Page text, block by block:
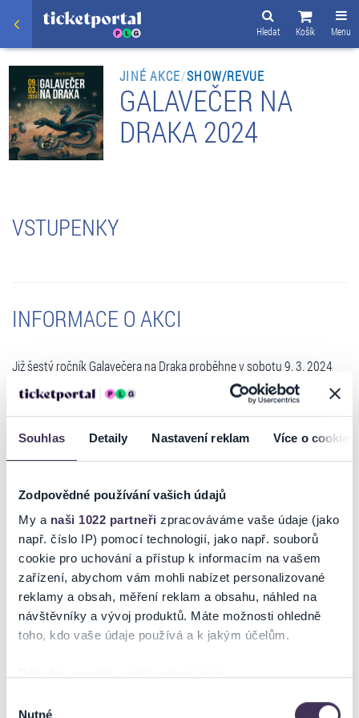
Souhlas Detaily Nastavení reklam Více o cookies
Zodpovědné používání vašich údajů
My a naši 1022 partneři zpracováváme vaše údaje (jako
např. číslo IP) pomocí technologií, jako např. souborů
cookie pro uchování a přístup k informacím na vašem
zařízení, abychom vám mohli nabízet personalizované
reklamy a obsah, měření reklam a obsahu, náhled na
návštěvníky a vývoj produktů. Máte možnosti ohledně
toho, kdo vaše údaje používá a k jakým účelům.
které mohou být přesné na několik metrů
Nutné
Menu
Košík
Hledat
JINÉ AKCE/SHOW/REVUE
GALAVEČER NA
DRAKA 2024
VSTUPENKY
INFORMACE O AKCI
Již šestý ročník Galavečera na Draka proběhne v sobotu 9. 3. 2024
v krásných prostorách Obecního domu v Praze. V rámci hlavního
programu vystoupí kapela MIG 21, umělecká skupina Pyroterra a
další hudební a umělečtí hosté. Těšit se můžete na tradičně bohatý
hudební a doprovodný program, tombolu nebo aukci uměleckých
Jak akce vypadala na minulém ročníku se můžete podívat zde:
https://www.youtube.com/watch?v=ME_ByrqeA5Y.
Vstupte s námi do Dračího světa, který pro Vás na tento ročník
chytáme jako jednu z mnoha novinek. Tajemný svět, který nechá
pracovat Vaši fantazii. Protože Galavečer není jen běžná událost, ale
vyvrcholení celého našeho příběhu!
Galavečer na Draka je akce, která podporuje pacienty s nemocí SMA
(Spinální muskulární atrofie). Vznikla v roce 2018 s cílem představit
Číst více